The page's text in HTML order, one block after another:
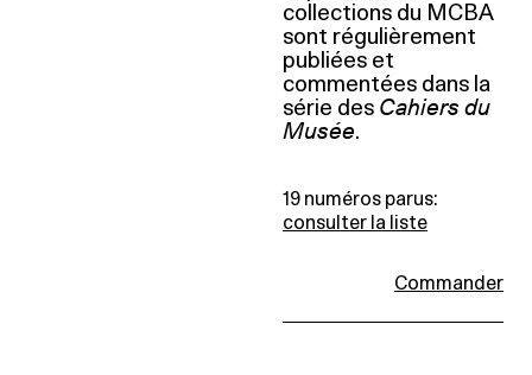
collections du MCBA
sont régulièrement
publiées et
commentées dans la
série des Cahiers du
Musée.
19 numéros parus:
consulter la liste
Commander